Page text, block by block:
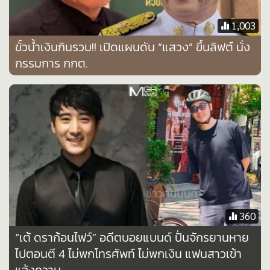
Green Innovation & SD
• Management & HR
• Infographic
การเมือง
•
ท่องเที่ยว
• กีฬา
•
ต่างประเทศ
Special Scoop
เศรษฐกิจ-ธุรกิจ
จีน
• ชุมชน-คุณภาพชีวิต
อาชญากรรม
Motoring
1,003
ขั้วน้ำเงินกินรวบ!! เปิดแผนดัน “แสวง” ขึ้นลิฟต์ นั่ง
กรรมการ กกต.
360
“เต้ ดราก้อนไฟว์” อดีตบอยแบนด์ ปั่นจักรยานหาย
ไปตอนตี 4 ไม่พกโทรศัพท์ ไม่พกเงิน แฟนสาวเข้า